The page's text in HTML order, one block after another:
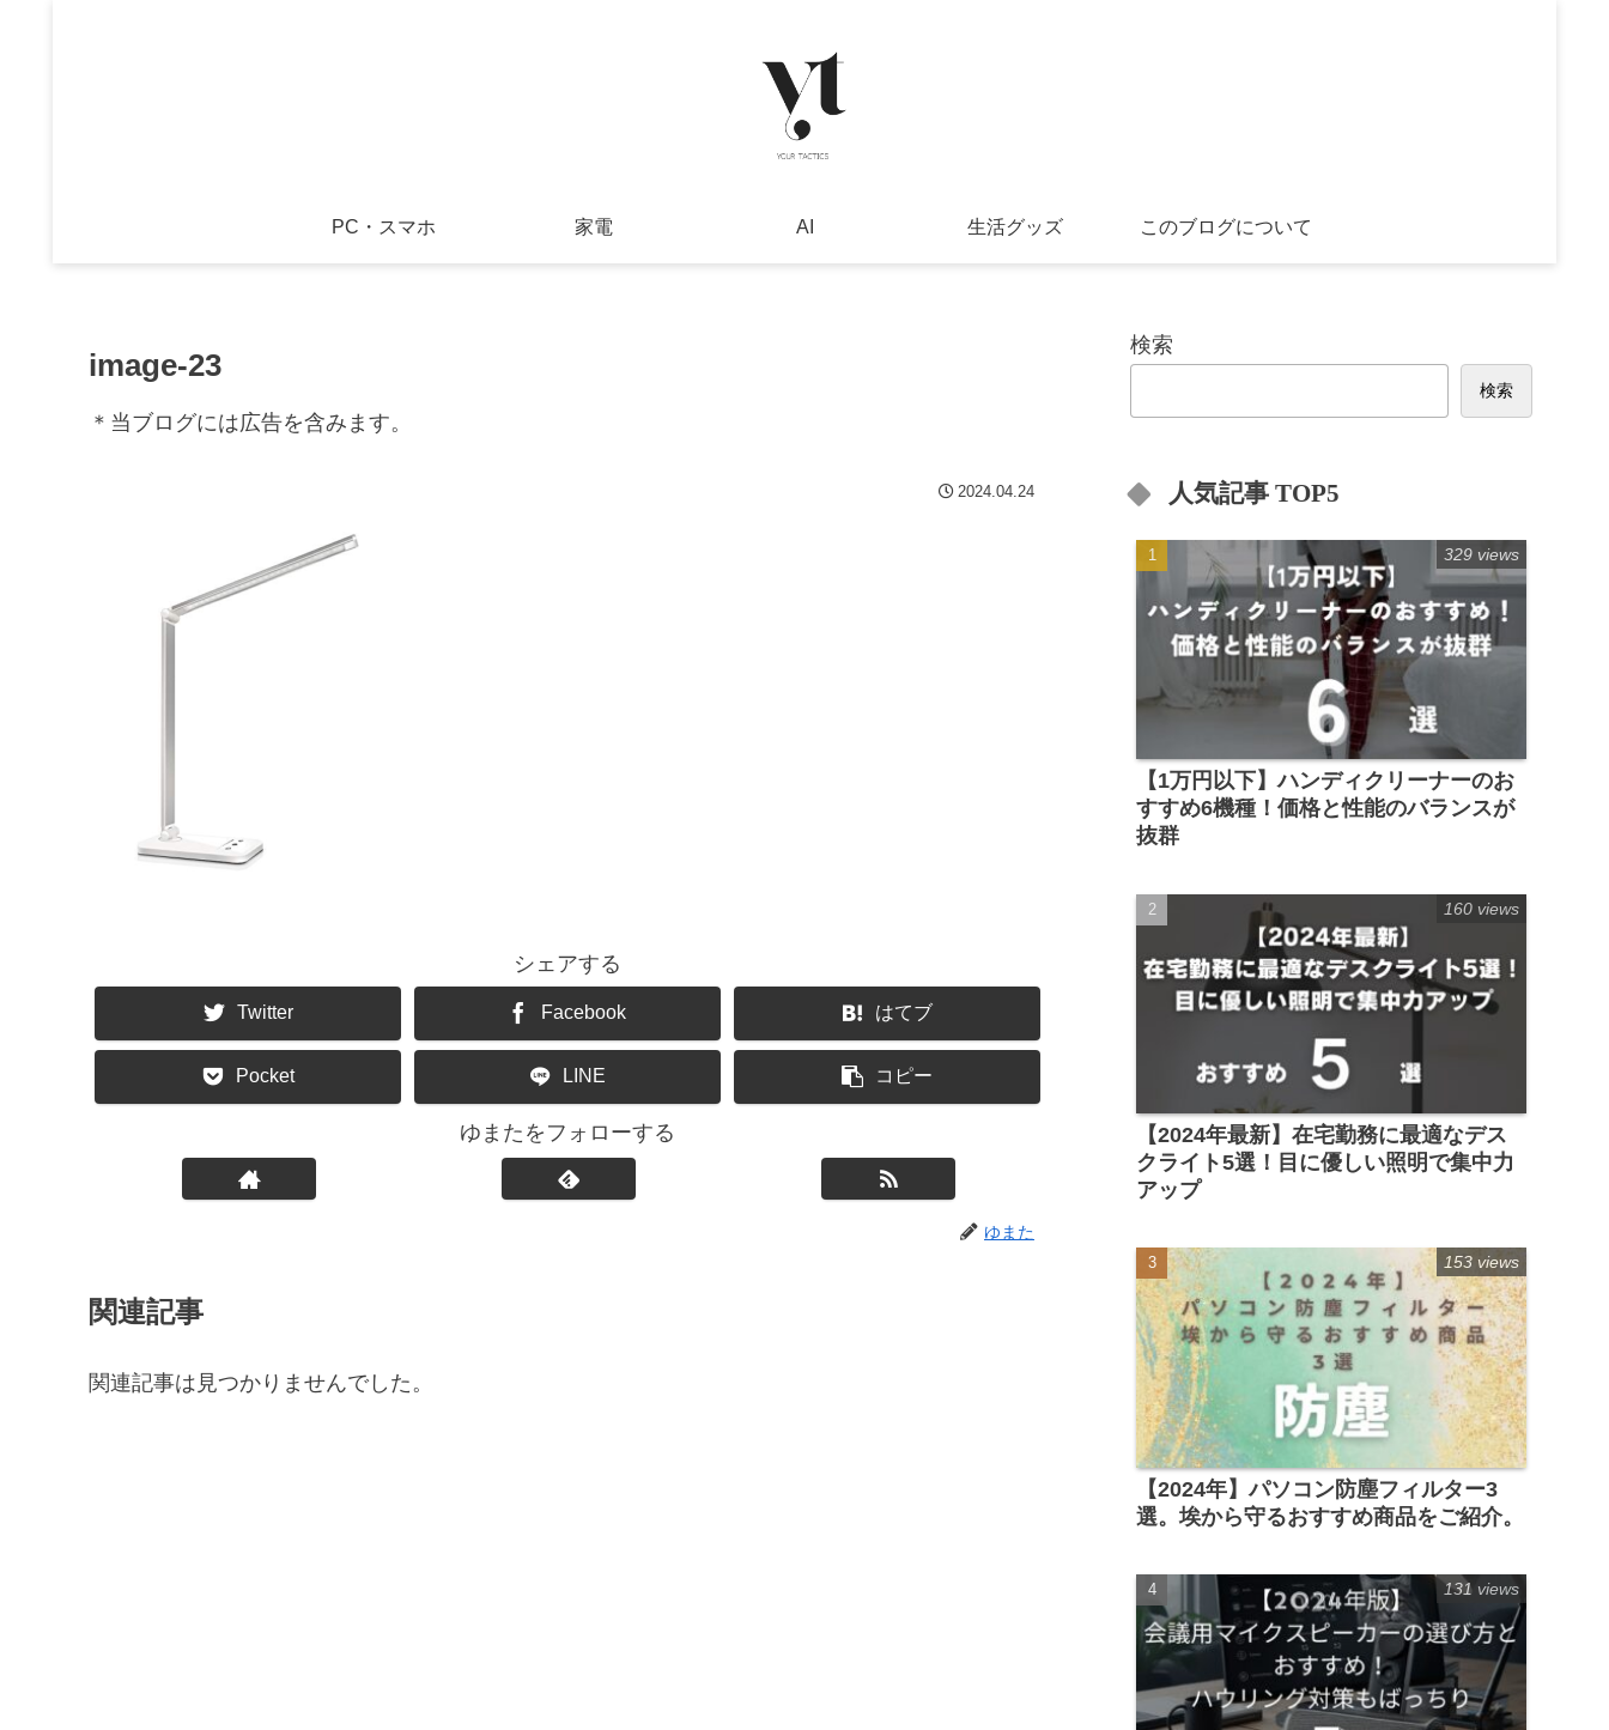
PC・スマホ 家電 AI 生活グッズ このブログについて
image-23
＊当ブログには広告を含みます。
2024.04.24
シェアする
Twitter Facebook はてブ
Pocket LINE コピー
ゆまたをフォローする
ゆまた
関連記事
関連記事は見つかりませんでした。
検索
検索
人気記事 TOP5
【1万円以下】ハンディクリーナーのお
すすめ6機種！価格と性能のバランスが
抜群
329 views
【2024年最新】在宅勤務に最適なデス
クライト5選！目に優しい照明で集中力
アップ
160 views
【2024年】パソコン防塵フィルター3
選。埃から守るおすすめ商品をご紹介。
153 views
131 views